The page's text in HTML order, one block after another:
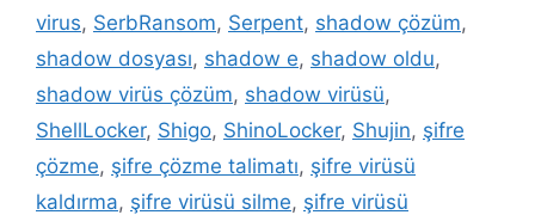
virus, SerbRansom, Serpent, shadow çözüm,
shadow dosyası, shadow e, shadow oldu,
shadow virüs çözüm, shadow virüsü,
ShellLocker, Shigo, ShinoLocker, Shujin, şifre
çözme, şifre çözme talimatı, şifre virüsü
kaldırma, şifre virüsü silme, şifre virüsü